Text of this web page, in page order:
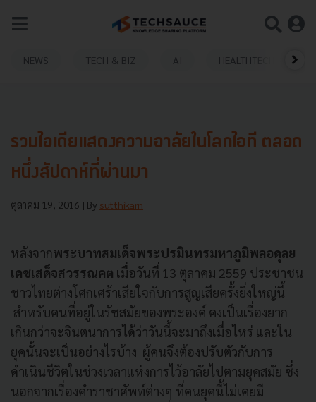
NEWS TECH & BIZ AI HEALTHTECH
รวมไอเดียแสดงความอาลัยในโลกไอที ตลอด
หนึ่งสัปดาห์ที่ผ่านมา
ตุลาคม 19, 2016 | By sutthikarn
หลังจากพระบาทสมเด็จพระปรมินทรมหาภูมิพลอดุลย
เดชเสด็จสวรรณคต เมื่อวันที่ 13 ตุลาคม 2559 ประชาชน
ชาวไทยต่างโศกเศร้าเสียใจกับการสูญเสียครั้งยิ่งใหญ่นี้
สำหรับคนที่อยู่ในรัชสมัยของพระองค์ คงเป็นเรื่องยาก
เกินกว่าจะจินตนาการได้ว่าวันนี้จะมาถึงเมื่อไหร่ และใน
ยุคนั้นจะเป็นอย่างไรบ้าง ผู้คนจึงต้องปรับตัวกับการ
ดำเนินชีวิตในช่วงเวลาแห่งการไว้อาลัยไปตามยุคสมัย ซึ่ง
นอกจากเรื่องคำราชาศัพท์ต่างๆ ที่คนยุคนี้ไม่เคยมี